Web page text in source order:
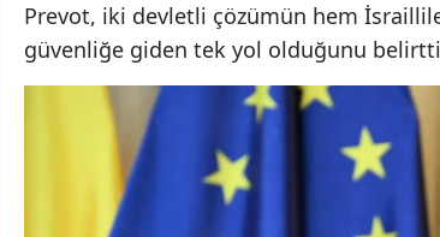
Prevot, iki devletli çözümün hem
güvenliğe giden tek yol olduğunu